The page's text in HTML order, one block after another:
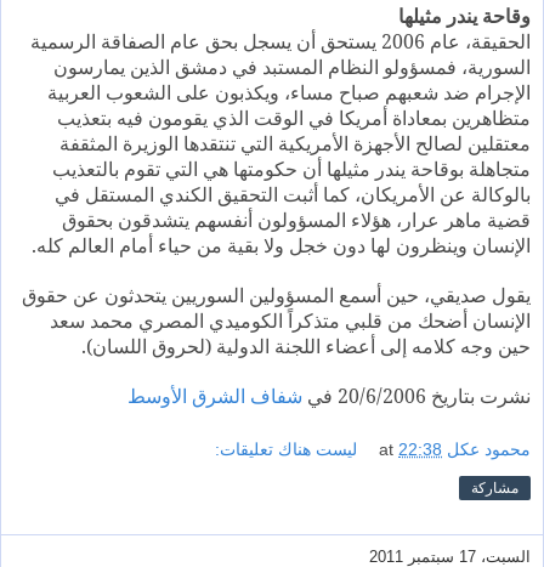
وقاحة يندر مثيلها
الحقيقة، عام 2006 يستحق أن يسجل بحق عام الصفاقة الرسمية
السورية، فمسؤولو النظام المستبد في دمشق الذين يمارسون
الإجرام ضد شعبهم صباح مساء، ويكذبون على الشعوب العربية
متظاهرين بمعاداة أمريكا في الوقت الذي يقومون فيه بتعذيب
معتقلين لصالح الأجهزة الأمريكية التي تنتقدها الوزيرة المثقفة
متجاهلة بوقاحة يندر مثيلها أن حكومتها هي التي تقوم بالتعذيب
بالوكالة عن الأمريكان، كما أثبت التحقيق الكندي المستقل في
قضية ماهر عرار، هؤلاء المسؤولون أنفسهم يتشدقون بحقوق
الإنسان وينظرون لها دون خجل ولا بقية من حياء أمام العالم كله.
يقول صديقي، حين أسمع المسؤولين السوريين يتحدثون عن حقوق
الإنسان أضحك من قلبي متذكراً الكوميدي المصري محمد سعد
حين وجه كلامه إلى أعضاء اللجنة الدولية (لحروق اللسان).
نشرت بتاريخ 20/6/2006 في
شفاف الشرق الأوسط
محمود عكل at 22:38 ليست هناك تعليقات:
مشاركة
السبت، 17 سبتمبر 2011